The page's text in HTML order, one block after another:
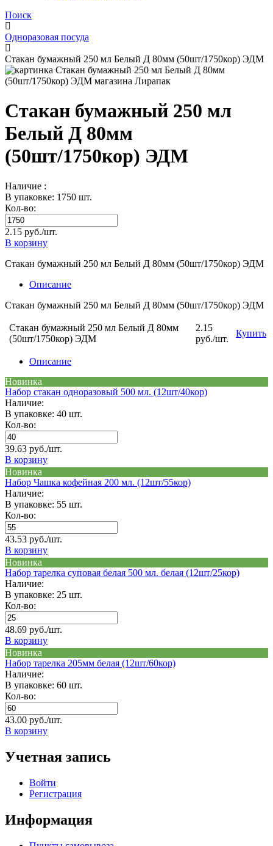
Поиск
Одноразовая посуда
Стакан бумажный 250 мл Белый Д 80мм (50шт/1750кор) ЭДМ
Стакан бумажный 250 мл
Белый Д 80мм
(50шт/1750кор) ЭДМ
Наличие :
В упаковке: 1750 шт.
Кол-во:
2.15 руб./шт.
В корзину
Стакан бумажный 250 мл Белый Д 80мм (50шт/1750кор) ЭДМ
Описание
Стакан бумажный 250 мл Белый Д 80мм (50шт/1750кор) ЭДМ
Стакан бумажный 250 мл Белый Д 80мм
(50шт/1750кор) ЭДМ
2.15
руб./шт.
Купить
Описание
Новинка
Набор стакан одноразовый 500 мл. (12шт/40кор)
Наличие:
В упаковке: 40 шт.
Кол-во:
39.63 руб./шт.
В корзину
Новинка
Набор Чашка кофейная 200 мл. (12шт/55кор)
Наличие:
В упаковке: 55 шт.
Кол-во:
43.53 руб./шт.
В корзину
Новинка
Набор тарелка суповая белая 500 мл. белая (12шт/25кор)
Наличие:
В упаковке: 25 шт.
Кол-во:
48.69 руб./шт.
В корзину
Новинка
Набор тарелка 205мм белая (12шт/60кор)
Наличие:
В упаковке: 60 шт.
Кол-во:
43.00 руб./шт.
В корзину
Учетная запись
Войти
Регистрация
Информация